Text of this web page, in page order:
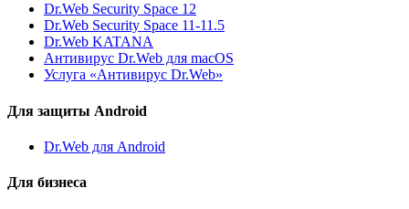
Dr.Web Security Space 12
Dr.Web Security Space 11-11.5
Dr.Web KATANA
Антивирус Dr.Web для macOS
Услуга «Антивирус Dr.Web»
Для защиты Android
Dr.Web для Android
Для бизнеса